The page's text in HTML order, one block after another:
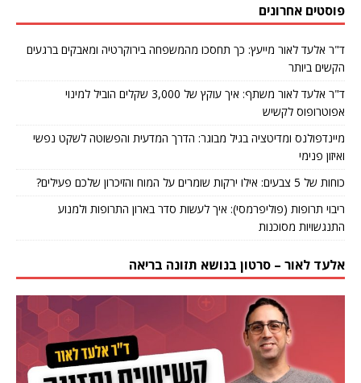
פוסטים אחרונים
ד"ר אלעד לאור מייעץ: כך תחסכו מהמשפחה בירוקרטיה ומאבקים ברגעים
הקשים ביותר
ד"ר אלעד לאור משתף: איך עוקץ של 3,000 שקלים הוביל למינוי
אפוטרופוס לקשיש
מיינדפולנס ומדיטציה בגיל מבוגר: הדרך המדעית והפשוטה לשקט נפשי
ואיזון פנימי
כוחות של 5 צבעים: אילו ירקות שומרים על המוח והזיכרון שלכם פעילים?
ריבוי תרופות (פוליפרמסי): איך לעשות סדר בארון התרופות ולמנוע
התנגשויות מסוכנות
אלעד לאור – סרטון בנושא תזונה בריאה